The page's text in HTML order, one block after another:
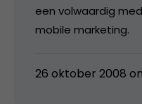
een volwaardig
mobile marketing.
26 oktober 2008